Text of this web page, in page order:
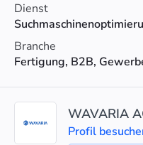
Dienst
Branche
Fertigung, B2B,
WAVARIA
Profil